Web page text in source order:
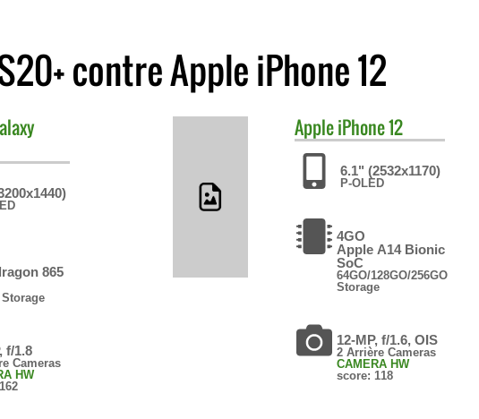
contre Apple iPhone 12
865
Storage
f/1.8
Cameras
HW
AppleiPhone 12
6.1" (2532x1170)
P-OLED
4GO
Apple A14 Bionic
SoC
64GO/128GO/256GO
Storage
12-MP, f/1.6, OIS
2 Arrière Cameras
CAMERA HW
score: 118